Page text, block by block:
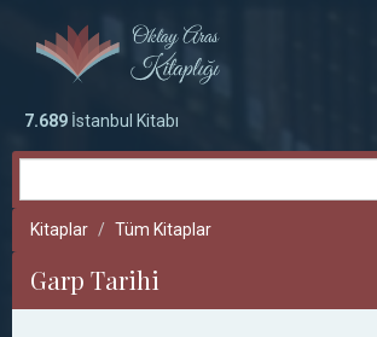
7.689 İstanbul Kitabı
Kitaplar Tüm Kitaplar
Garp Tarihi